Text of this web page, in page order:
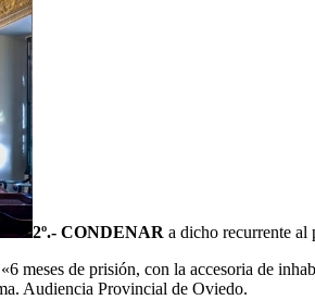
2º.- CONDENAR a dicho recurrente al
meses de prisión, con la accesoria de
Audiencia Provincial de Oviedo.